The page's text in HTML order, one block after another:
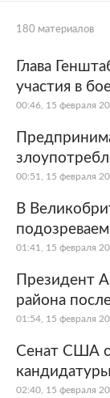
180 материалов
Все
Мир
Из
Глава
участия в
00:46, 15 февраля
00:51, 15 февраля
В
01:41, 15 февраля
Президент
района
01:54, 15 февраля
Сенат США
02:40, 15 февраля